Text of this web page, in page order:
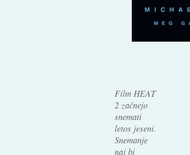
Film HEAT
2 začnejo
snemati
letos jeseni.
Snemanje
naj bi